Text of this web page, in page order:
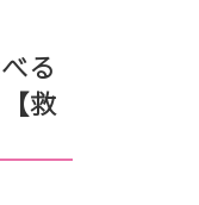
る
救